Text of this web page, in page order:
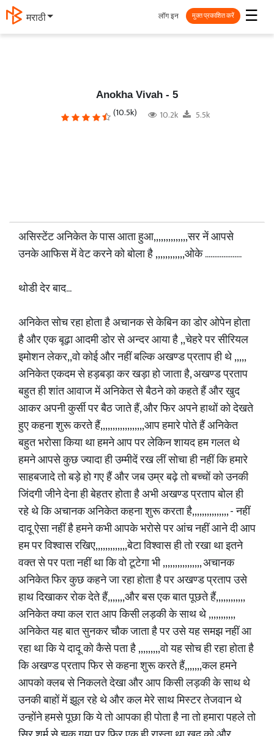
मराठी ☰
लॉग इन मुक्त प्रकाशित करें
Anokha Vivah - 5
(10.5k) 10.2k 5.5k
असिस्टेंट अनिकेत के पास आता हुआ,,,,,,,,,,,,,,सर नें आपसे
उनके आफिस में वेट करने को बोला है ,,,,,,,,,,,,ओके ....................
थोडी देर बाद...
अनिकेत सोच रहा होता है अचानक से केबिन का डोर ओपेन होता
है और एक बूढ़ा आदमी डोर से अन्दर आया है ,,चेहरे पर सीरियल
इमोशन‌ लेकर,,वो कोई और नहीं बल्कि अखण्ड प्रताप ही थे ,,,,,
अनिकेत एकदम से हड़बड़ा कर खड़ा हो जाता है, अखण्ड प्रताप
बहुत ही शांत आवाज में अनिकेत से बैठने को कहते हैं और खुद
आकर अपनी कुर्सी पर बैठ जाते हैं, और फिर अपने हाथों को देखते
हुए कहना शुरू करते हैं,,,,,,,,,,,,,,,,,,आप हमारे पोते हैं अनिकेत
बहुत भरोसा किया था हमने आप पर लेकिन शायद हम गलत थे
हमने आपसे कुछ ज्यादा ही उम्मीदें रख लीं सोचा ही नहीं कि हमारे
साहबजादे तो बड़े हो गए हैं और जब उम्र बढ़े तो बच्चों को उनकी
जिंदगी जीने देना ही बेहतर होता है अभी अखण्ड प्रताप बोल ही
रहे थे कि अचानक अनिकेत कहना शुरू करता है,,,,,,,,,,,,,,, - नहीं
दादू ऐसा नहीं है हमने कभी आपके भरोसे पर आंच नहीं आने दी आप
हम पर विश्वास रखिए,,,,,,,,,,,,,बेटा विश्वास ही तो रखा था इतने
वक्त से पर पता नहीं था कि वो टूटेगा भी ,,,,,,,,,,,,,,,, अचानक
अनिकेत फिर कुछ कहने जा रहा होता है पर अखण्ड प्रताप उसे
हाथ दिखाकर रोक देते हैं,,,,,,,और बस एक बात पूछते हैं,,,,,,,,,,,,
अनिकेत क्या कल रात आप किसी लड़की के साथ थे ,,,,,,,,,,,
अनिकेत यह बात सुनकर चौक जाता है पर उसे यह समझ नहीं आ
रहा था कि ये दादू को कैसे पता है ,,,,,,,,,वो यह सोच ही रहा होता है
कि अखण्ड प्रताप फिर से कहना शुरू करते हैं,,,,,,,कल हमने
आपको क्लब से निकलते देखा और आप किसी लड़की के साथ थे
उनकी बाहों में झूल रहे थे और कल मेरे साथ मिस्टर तेजवान थे
उन्होंने हमसे पूछा कि ये तो आपका ही पोता है ना तो हमारा पहले तो